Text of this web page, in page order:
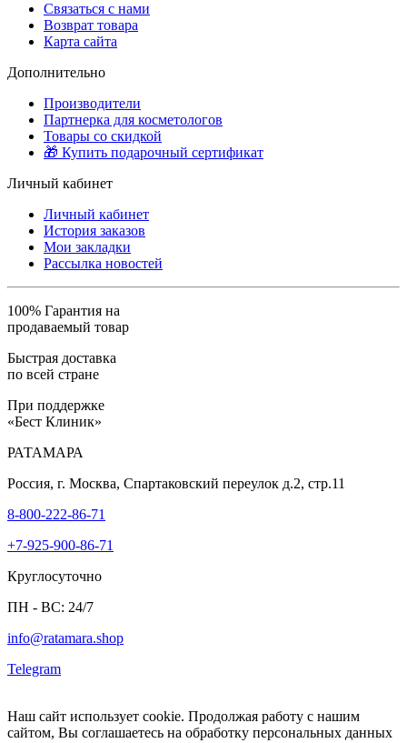
Связаться с нами
Возврат товара
Карта сайта
Дополнительно
Производители
Партнерка для косметологов
Товары со скидкой
🎁 Купить подарочный сертификат
Личный кабинет
Личный кабинет
История заказов
Мои закладки
Рассылка новостей
100% Гарантия на
продаваемый товар
Быстрая доставка
по всей стране
При поддержке
«Бест Клиник»
РАТАМАРА
Россия, г. Москва, Спартаковский переулок д.2, стр.11
8-800-222-86-71
+7-925-900-86-71
Круглосуточно
ПН - ВС: 24/7
info@ratamara.shop
Telegram
Наш сайт использует cookie. Продолжая работу с нашим
сайтом, Вы соглашаетесь на обработку персональных данных